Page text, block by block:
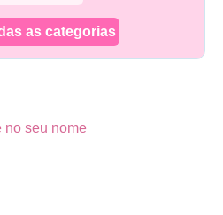
as categorias
no seu nome